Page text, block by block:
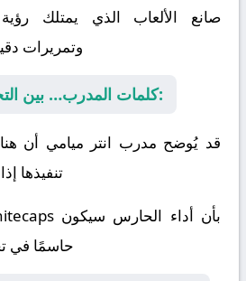
وتمريرات
كلمات المدرب… بين التحفيز والاستراتيجية:
قد يُوضح مدرب انتر ميامي أن
تنفيذها
حاسمًا في